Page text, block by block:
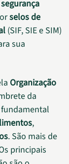
segurança
selos de
(SIF, SIE e SIM)
sua
Organização
da
,
. São mais de
principais